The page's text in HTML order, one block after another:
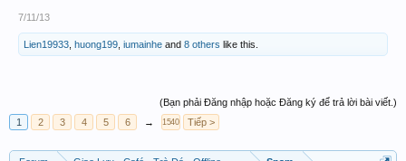
7/11/13
Lien19933 huong199 iumainhe and 8 others like this.
(Bạn phải Đăng nhập hoặc Đăng ký để trả lời bài viết.)
1
2 3 4 5 6 → 1540 Tiếp >